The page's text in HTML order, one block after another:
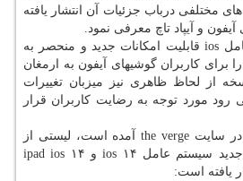
مختلفی درباب جزئیات آن انتشار یافته
و آیپاد تاچ معرفی نمود.
این نسخه جدید سیستم عامل ios قابلیت امکانات جدید و منحصر به
برای کاربران گوشیهای آیفون به ارمغان
از لحاظ ظاهری نیز میزبان تغییرات
رود مورد توجه به رضایت کاربران قرار
حالا برمبنای گزارشی که در سایت the verge آمده است، لیستی از
دستگاههایی که از نسخه جدید سیستم عامل ios ۱۴ و ipad ios ۱۴
یافته است: